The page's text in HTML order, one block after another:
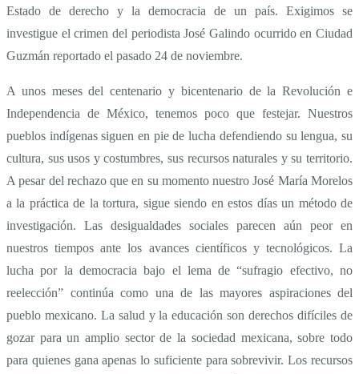
Estado de derecho y la democracia de un país. Exigimos se
investigue el crimen del periodista José Galindo ocurrido en Ciudad
Guzmán reportado el pasado 24 de noviembre.
A unos meses del centenario y bicentenario de la Revolución e
Independencia de México, tenemos poco que festejar. Nuestros
pueblos indígenas siguen en pie de lucha defendiendo su lengua, su
cultura, sus usos y costumbres, sus recursos naturales y su territorio.
A pesar del rechazo que en su momento nuestro José María Morelos
a la práctica de la tortura, sigue siendo en estos días un método de
investigación. Las desigualdades sociales parecen aún peor en
nuestros tiempos ante los avances científicos y tecnológicos. La
lucha por la democracia bajo el lema de “sufragio efectivo, no
reelección” continúa como una de las mayores aspiraciones del
pueblo mexicano. La salud y la educación son derechos difíciles de
gozar para un amplio sector de la sociedad mexicana, sobre todo
para quienes gana apenas lo suficiente para sobrevivir. Los recursos